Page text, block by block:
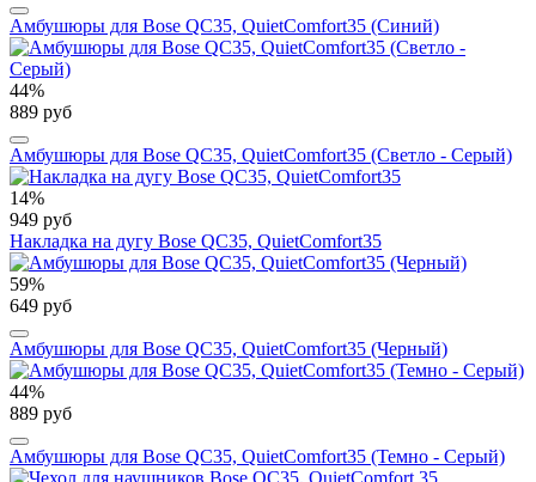
Амбушюры для Bose QC35, QuietComfort35 (Синий)
44%
889 руб
Амбушюры для Bose QC35, QuietComfort35 (Светло - Серый)
14%
949 руб
Накладка на дугу Bose QC35, QuietComfort35
59%
649 руб
Амбушюры для Bose QC35, QuietComfort35 (Черный)
44%
889 руб
Амбушюры для Bose QC35, QuietComfort35 (Темно - Серый)